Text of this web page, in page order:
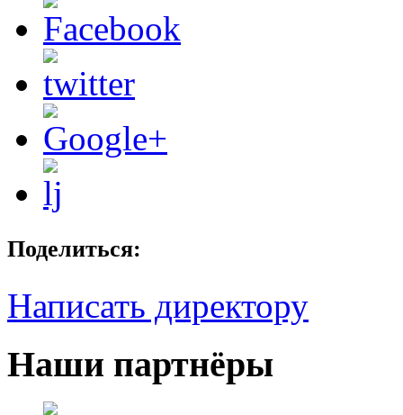
Поделиться:
Написать директору
Наши партнёры